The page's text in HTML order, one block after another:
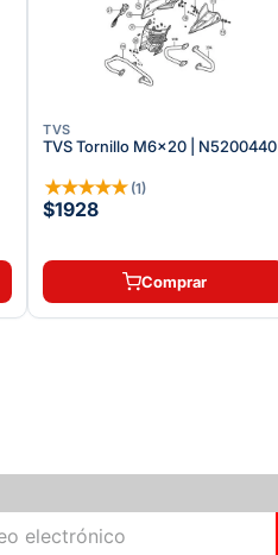
TVS
TVS Tornillo M6x20 | N5200440
★★★★★ (1)
$1928
Comprar